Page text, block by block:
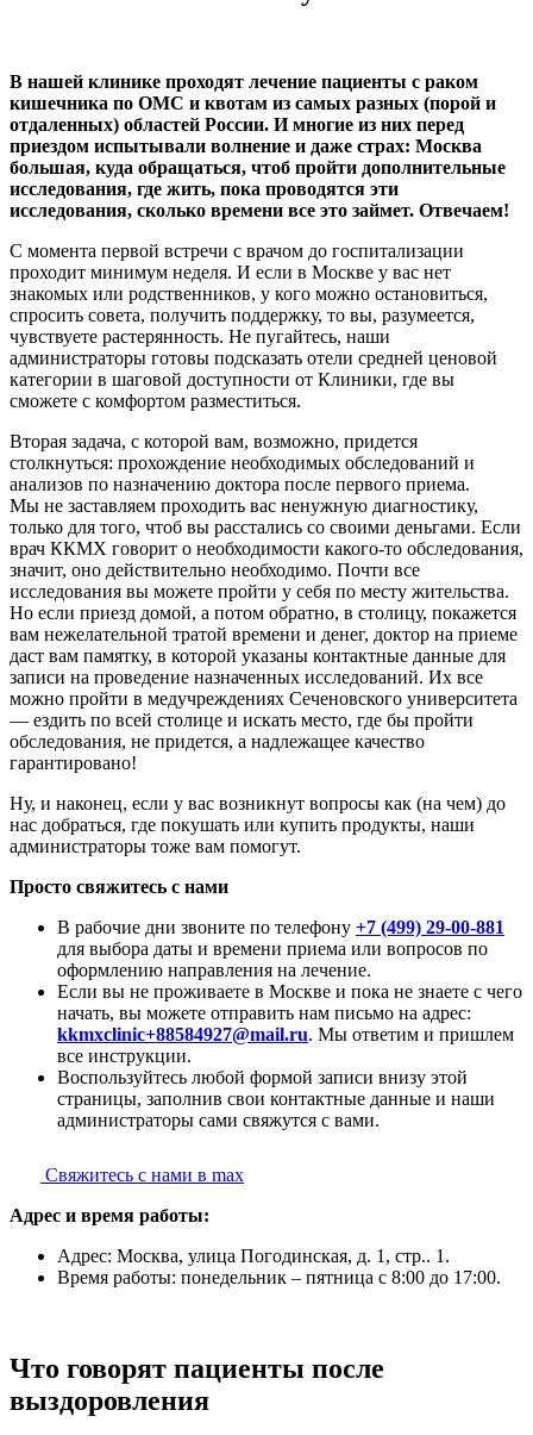
В нашей клинике проходят лечение пациенты c раком
кишечника по ОМС и квотам из самых разных (порой и
отдаленных) областей России. И многие из них перед
приездом испытывали волнение и даже страх: Москва
большая, куда обращаться, чтоб пройти дополнительные
исследования, где жить, пока проводятся эти
исследования, сколько времени все это займет. Отвечаем!
С момента первой встречи с врачом до госпитализации
проходит минимум неделя. И если в Москве у вас нет
знакомых или родственников, у кого можно остановиться,
спросить совета, получить поддержку, то вы, разумеется,
чувствуете растерянность. Не пугайтесь, наши
администраторы готовы подсказать отели средней ценовой
категории в шаговой доступности от Клиники, где вы
сможете с комфортом разместиться.
Вторая задача, с которой вам, возможно, придется
столкнуться: прохождение необходимых обследований и
анализов по назначению доктора после первого приема.
Мы не заставляем проходить вас ненужную диагностику,
только для того, чтоб вы расстались со своими деньгами. Если
врач ККМХ говорит о необходимости какого-то обследования,
значит, оно действительно необходимо. Почти все
исследования вы можете пройти у себя по месту жительства.
Но если приезд домой, а потом обратно, в столицу, покажется
вам нежелательной тратой времени и денег, доктор на приеме
даст вам памятку, в которой указаны контактные данные для
записи на проведение назначенных исследований. Их все
можно пройти в медучреждениях Сеченовского университета
— ездить по всей столице и искать место, где бы пройти
обследования, не придется, а надлежащее качество
гарантировано!
Ну, и наконец, если у вас возникнут вопросы как (на чем) до
нас добраться, где покушать или купить продукты, наши
администраторы тоже вам помогут.
Просто свяжитесь с нами
В рабочие дни звоните по телефону +7 (499) 29-00-881
для выбора даты и времени приема или вопросов по
оформлению направления на лечение.
Если вы не проживаете в Москве и пока не знаете с чего
начать, вы можете отправить нам письмо на адрес:
kkmxclinic+88584927@mail.ru. Мы ответим и пришлем
все инструкции.
Воспользуйтесь любой формой записи внизу этой
страницы, заполнив свои контактные данные и наши
администраторы сами свяжутся с вами.
Свяжитесь с нами в max
Адрес и время работы:
Адрес: Москва, улица Погодинская, д. 1, стр.. 1.
Время работы: понедельник – пятница с 8:00 до 17:00.
Что говорят пациенты после
выздоровления